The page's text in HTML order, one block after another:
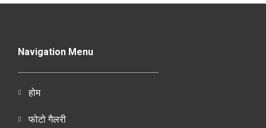
Navigation Menu
होम
फोटो गैलरी